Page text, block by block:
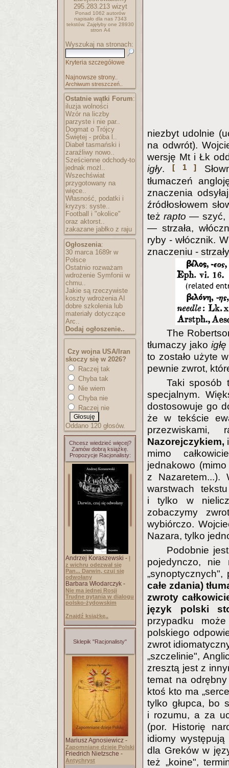
295.283.213wizyt
Ponad 1062 autorów
napisało dla nas 7343
tekstów. Zajęłyby one 28930
stron A4
Wyszukaj na stronach:
Kryteria szczegółowe
Najnowsze strony..
Archiwum streszczeń..
Ostatnie wątki Forum:
iluzja wolności
Wzór na liczby
parzyste i nie par..
Dogmat o Trójcy
Świętej - próba l..
Diabeł tasmański i
zaraźliwy nowo..
Sześcienne odchody-to
jednak możl..
Wszechświat
przygotowany na
więce..
Własność, podatki i
kryzys: syste..
Football i "okolice"
oraz aktorst..
zakazane jabłko z raju
Ogłoszenia:
30 marca 1689r w
Polsce
Ostatnio rozważam
wdrożenie Symfonii w
chmu..
Jakie są rzeczywiste
koszty wdrożenia AI
dobre szkolenia lub
materiały dotyczące
Arc..
Dodaj ogłoszenie..
Czy wojna USA/Iran
skoczy się w 2026?
Raczej tak
Chyba tak
Nie wiem
Chyba nie
Raczej nie
Oddano 120 głosów.
Chcesz wiedzieć więcej?
Zamów dobrą książkę.
Propozycje Racjonalisty:
Andrzej Koraszewski - I
z wichru odezwał się
Pan... Darwin, czuj się
odwołany
Barbara Włodarczyk -
Nie ma jednej Rosji
Trudne pytania w dialogu
polsko-żydowskim
Znajdź książkę..
Sklepik "Racjonalisty"
Mariusz Agnosiewicz -
Zapomniane dzieje Polski
Friedrich Nietzsche -
Antychryst
niezbyt udolnie
na odwrót).
wersję Mt i Łk
igły. [ 1 ]
tłumaczeń
znaczenia
źródłosłowem
teżrapto — szyć,
— strzała,
ryby - włócznik.
znaczeniu -
The
tłumaczy jako
to zostało użyte
pewnie zwrot,
Taki sposób
specjalnym.
dostosowuje go
że w tekście
Nazorejczykiem,
mimo
jednakowo
z Nazaretem...).
warstwach
i tylko w
zobaczymy
wybiórczo.
Nazara, tylko
Podobnie
pojedynczo,
całe zdania)
zwroty
język polski
przypadku
polskiego
zwrot
„szczelinie",
zresztą jest z
temat na
ktoś kto ma
tylko głupca, bo
i rozumu, a za
(por. Historię
idiomy
dla Greków w
też „koine",